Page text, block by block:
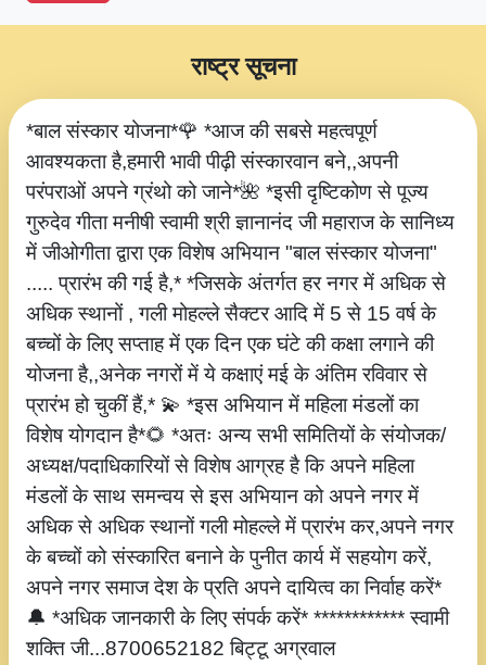
*बाल संस्कार योजना*🌹 *आज की सबसे महत्वपूर्ण
आवश्यकता है,हमारी भावी पीढ़ी संस्कारवान बने,,अपनी
परंपराओं अपने ग्रंथो को जाने*🌺 *इसी दृष्टिकोण से पूज्य
गुरुदेव गीता मनीषी स्वामी श्री ज्ञानानंद जी महाराज के सानिध्य
में जीओगीता द्वारा एक विशेष अभियान "बाल संस्कार योजना"
..... प्रारंभ की गई है,* *जिसके अंतर्गत हर नगर में अधिक से
अधिक स्थानों , गली मोहल्ले सैक्टर आदि में 5 से 15 वर्ष के
बच्चों के लिए सप्ताह में एक दिन एक घंटे की कक्षा लगाने की
योजना है,,अनेक नगरों में ये कक्षाएं मई के अंतिम रविवार से
प्रारंभ हो चुकीं हैं,* 💫 *इस अभियान में महिला मंडलों का
विशेष योगदान है*🌻 *अतः अन्य सभी समितियों के संयोजक/
अध्यक्ष/पदाधिकारियों से विशेष आग्रह है कि अपने महिला
मंडलों के साथ समन्वय से इस अभियान को अपने नगर में
अधिक से अधिक स्थानों गली मोहल्ले में प्रारंभ कर,अपने नगर
के बच्चों को संस्कारित बनाने के पुनीत कार्य में सहयोग करें,
अपने नगर समाज देश के प्रति अपने दायित्व का निर्वाह करें*
🔔 *अधिक जानकारी के लिए संपर्क करें* ************ स्वामी
शक्ति जी...8700652182 बिट्टू अग्रवाल
राष्ट्र सूचना